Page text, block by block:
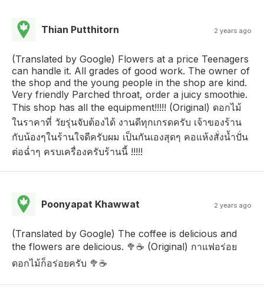
Thian Putthitorn 2 years ago
(Translated by Google) Flowers at a price Teenagers
can handle it. All grades of good work. The owner of
the shop and the young people in the shop are kind.
Very friendly Parched throat, order a juicy smoothie.
This shop has all the equipment!!!!! (Original) ดอกไม้
ในราคาที่ วัยรุ่นจับต้องได้ งานดีทุกเกรดครับ เจ้าของร้าน
กับน้องๆในร้านใจดีครับผม เป็นกันเองสุดๆ คอแห้งสั่งน้ำปั่น
ต่อฉ่ำๆ ครบเครื่องครับร้านนี้ !!!!!
Poonyapat Khawwat 2 years ago
(Translated by Google) The coffee is delicious and
the flowers are delicious. 🥦☕️ (Original) กาแฟอร่อย
ดอกไม้ก็อร่อยครับ 🥦☕️